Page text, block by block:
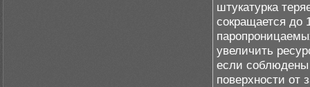
штукатурка
сокращается до
увеличить
если соблюдены
поверхности от